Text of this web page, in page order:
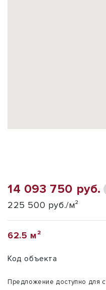
14 093 750 руб.
225 500 руб./м²
62.5 м²
Код объекта
Предложение доступно для